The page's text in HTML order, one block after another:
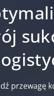
przewagę